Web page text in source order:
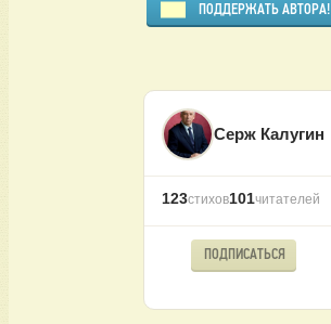
ПОДДЕРЖАТЬ АВТОРА!
Серж Калугин
123стихов101читателей
ПОДПИСАТЬСЯ